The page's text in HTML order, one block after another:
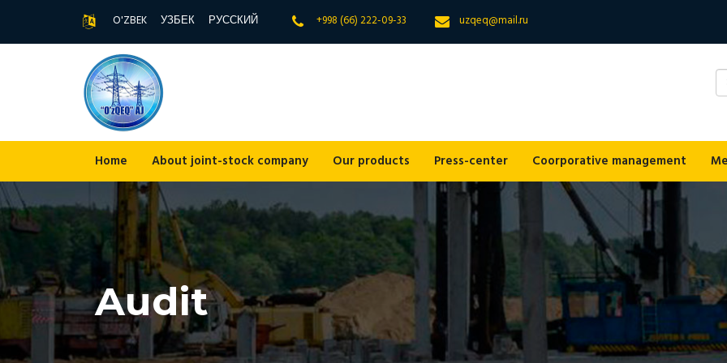
O'ZBEK УЗБЕК РУССКИЙ +998 (66) 222-09-33 uzqeq@mail.ru
Home About joint-stock company Our products Press-center Coorporative management
Audit